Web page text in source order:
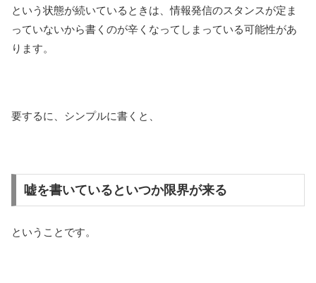
という状態が続いているときは、情報発信のスタンスが定ま
っていないから書くのが辛くなってしまっている可能性があ
ります。
要するに、シンプルに書くと、
嘘を書いているといつか限界が来る
ということです。